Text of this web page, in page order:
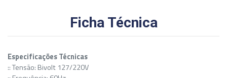
Ficha Técnica
Especificações Técnicas
:: Tensão: Bivolt 127/220V